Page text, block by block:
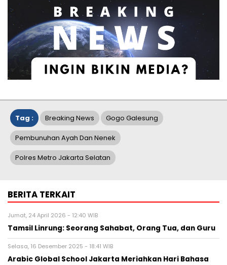
Tag : Breaking News Gogo Galesung
Pembunuhan Ayah Dan Nenek
Polres Metro Jakarta Selatan
BERITA TERKAIT
Jumat, 24 April 2026 - 12:40 WIB
Tamsil Linrung: Seorang Sahabat, Orang Tua, dan Guru
Selasa, 16 Desember 2025 - 18:41 WIB
Arabic Global School Jakarta Meriahkan Hari Bahasa